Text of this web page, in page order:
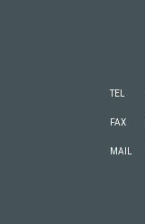
TEL
FAX
MAIL